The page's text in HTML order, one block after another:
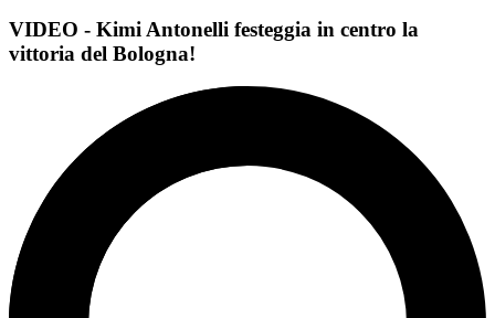
VIDEO - Kimi Antonelli festeggia in centro la
vittoria del Bologna!